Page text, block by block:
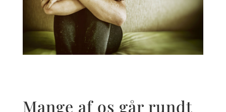
Mange af os går rundt